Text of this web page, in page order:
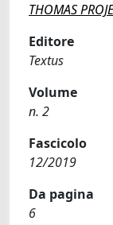
THOMAS
Editore
Textus
Volume
n. 2
Fascicolo
12/2019
Da pagina
6